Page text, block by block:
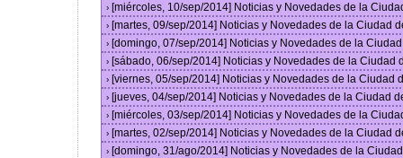
› [miércoles, 10/sep/2014] Noticias y Novedades de la
› [martes, 09/sep/2014] Noticias y Novedades de la Ciudad
› [domingo, 07/sep/2014] Noticias y Novedades de la
› [sábado, 06/sep/2014] Noticias y Novedades de la Ciudad
› [viernes, 05/sep/2014] Noticias y Novedades de la Ciudad
› [jueves, 04/sep/2014] Noticias y Novedades de la Ciudad
› [miércoles, 03/sep/2014] Noticias y Novedades de la
› [martes, 02/sep/2014] Noticias y Novedades de la Ciudad
› [domingo, 31/ago/2014] Noticias y Novedades de la